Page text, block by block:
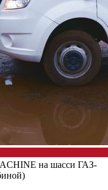
на шасси ГАЗ-